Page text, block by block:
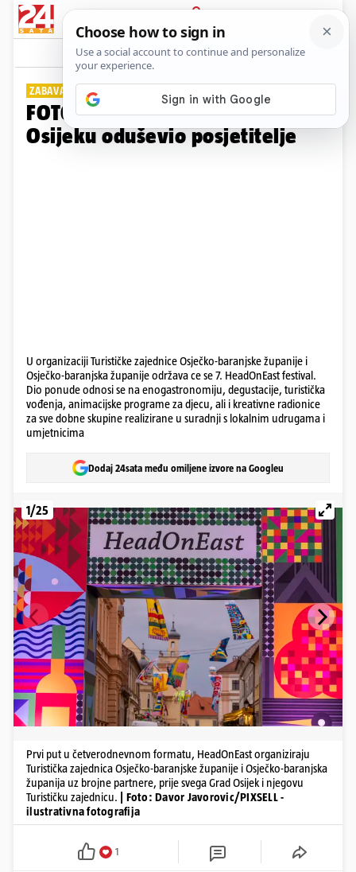
PRIJAVA
Galerija Komentari
ZABAVA NA OTVORENOM
FOTO 7. HeadOnEast festival u
Osijeku oduševio posjetitelje
U organizaciji Turističke zajednice Osječko-baranjske županije i
Osječko-baranjska županije održava ce se 7. HeadOnEast festival.
Dio ponude odnosi se na enogastronomiju, degustacije, turistička
vođenja, animacijske programe za djecu, ali i kreativne radionice
za sve dobne skupine realizirane u suradnji s lokalnim udrugama i
umjetnicima
Dodaj 24sata među omiljene izvore na Googleu
1/25
Prvi put u četverodnevnom formatu, HeadOnEast organiziraju
Turistička zajednica Osječko-baranjske županije i Osječko-baranjska
županija uz brojne partnere, prije svega Grad Osijek i njegovu
Turističku zajednicu.
| Foto: Davor Javorovic/PIXSELL -
ilustrativna fotografija
1